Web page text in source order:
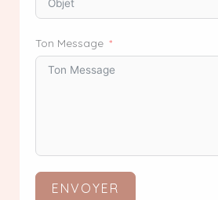
Ton Message
ENVOYER